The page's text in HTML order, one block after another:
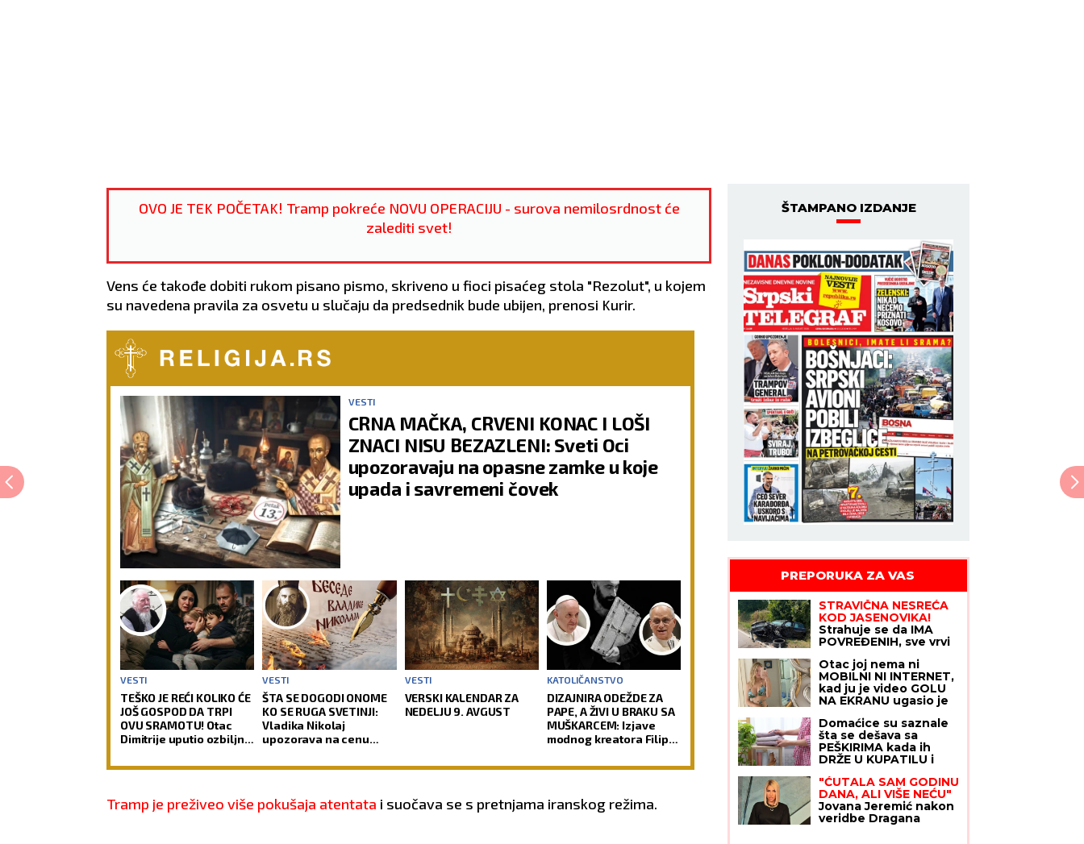
OVO JE TEK POČETAK! Tramp pokreće NOVU OPERACIJU - surova nemilosrdnost će
zalediti svet!
Vens će takođe dobiti rukom pisano pismo, skriveno u fioci pisaćeg stola "Rezolut", u kojem
su navedena pravila za osvetu u slučaju da predsednik bude ubijen, prenosi Kurir.
VESTI
CRNA MAČKA, CRVENI KONAC I LOŠI
ZNACI NISU BEZAZLENI: Sveti Oci
upozoravaju na opasne zamke u koje
upada i savremeni čovek
VESTI
TEŠKO JE REĆI KOLIKO ĆE
JOŠ GOSPOD DA TRPI
OVU SRAMOTU! Otac
Dimitrije uputio ozbiljno
pozvao ih da spasavaju
VESTI
ŠTA SE DOGODI ONOME
KO SE RUGA SVETINJI:
Vladika Nikolaj
upozorava na cenu
VESTI
VERSKI KALENDAR ZA
NEDELJU 9. AVGUST
KATOLIČANSTVO
DIZAJNIRA ODEŽDE ZA
PAPE, A ŽIVI U BRAKU SA
MUŠKARCEM: Izjave
modnog kreatora Filipa
neprijatno pitanje za
Tramp je preživeo više pokušaja atentata i suočava se s pretnjama iranskog režima.
ŠTAMPANO IZDANJE
PREPORUKA ZA VAS
STRAVIČNA NESREĆA
KOD JASENOVIKA!
Strahuje se da IMA
POVREĐENIH, sve vrvi
pomoći (FOTO, VIDEO)
Otac joj nema ni
MOBILNI NI INTERNET,
kad ju je video GOLU
NA EKRANU ugasio je
majka podržava njenu
karijeru! Ovo je
"obična" porodica
NAJVEĆE UZDANICE
Domaćice su saznale
šta se dešava sa
PEŠKIRIMA kada ih
DRŽE U KUPATILU i
da im menjaju mesto
"ĆUTALA SAM GODINU
DANA, ALI VIŠE NEĆU"
Jovana Jeremić nakon
veridbe Dragana